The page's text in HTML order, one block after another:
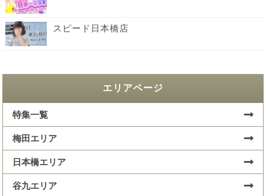
スピード日本橋店
エリアページ
特集一覧
梅田エリア
日本橋エリア
谷九エリア